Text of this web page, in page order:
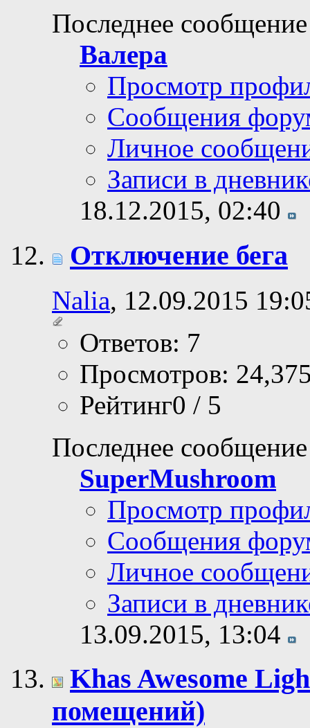
Последнее
Валера
Просмотр
Сообщения
Личное
Записи в
18.12.2015, 02:40
Отключение бега
Nalia, 12.09.2015
Ответов: 7
Просмотров:
Рейтинг0 / 5
Последнее
SuperMushroom
Просмотр
Сообщения
Личное
Записи в
13.09.2015, 13:04
Khas Awesome
помещений)